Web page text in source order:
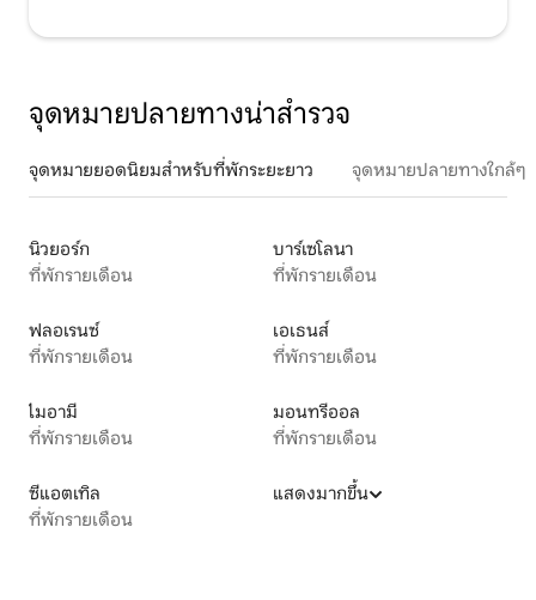
จุดหมายปลายทางน่าสำรวจ
จุดหมายยอดนิยมสำหรับที่พักระยะยาว จุดหมายปลายทางใกล้ๆ
นิวยอร์ก
ที่พักรายเดือน
บาร์เซโลนา
ที่พักรายเดือน
ฟลอเรนซ์
ที่พักรายเดือน
เอเธนส์
ที่พักรายเดือน
ไมอามี
ที่พักรายเดือน
มอนทรีออล
ที่พักรายเดือน
ซีแอตเทิล
ที่พักรายเดือน
แสดงมากขึ้น